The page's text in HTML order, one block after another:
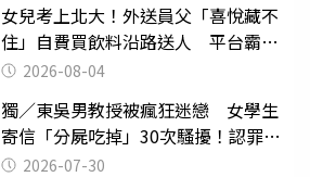
女兒考上北大！外送員父「喜悅藏不
住」自費買飲料沿路送人 平台霸氣
幫付學費
2026-08-04
獨／東吳男教授被瘋狂迷戀 女學生
寄信「分屍吃掉」30次騷擾！認罪免
關 2026-07-30